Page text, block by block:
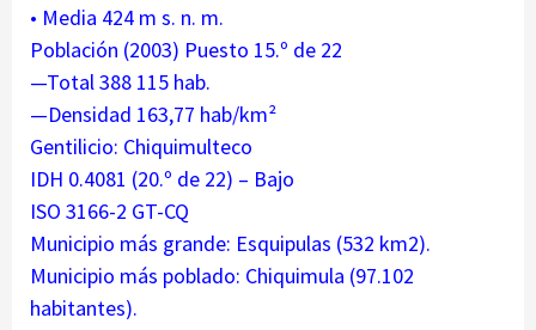
• Media 424 m s. n. m.
Población (2003) Puesto 15.º de 22
—Total 388 115 hab.
—Densidad 163,77 hab/km²
Gentilicio: Chiquimulteco
IDH 0.4081​ (20.º de 22) – Bajo
ISO 3166-2 GT-CQ
Municipio más grande: Esquipulas (532 km2).
Municipio más poblado: Chiquimula (97.102
habitantes).